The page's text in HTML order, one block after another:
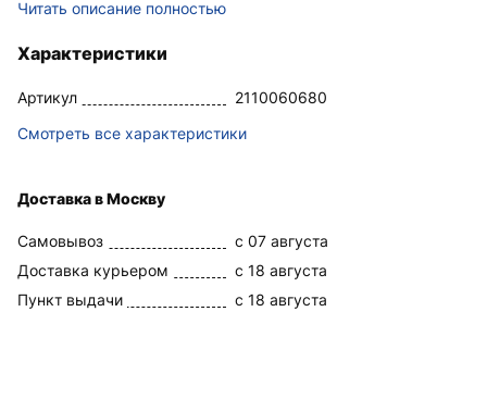
Читать описание полностью
Характеристики
Артикул
2110060680
Смотреть все характеристики
Доставка в Москву
Самовывоз
c 07 августа
Доставка курьером
c 18 августа
Пункт выдачи
c 18 августа